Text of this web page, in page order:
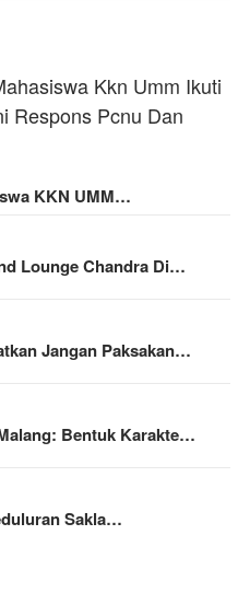
KKN UMM…
Lounge Chandra Di…
Jangan Paksakan…
Bentuk Karakte…
Sakla…